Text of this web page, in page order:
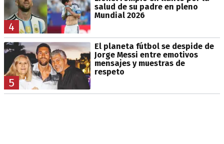
4
salud de su padre en pleno
Mundial 2026
5
El planeta fútbol se despide de
Jorge Messi entre emotivos
mensajes y muestras de
respeto